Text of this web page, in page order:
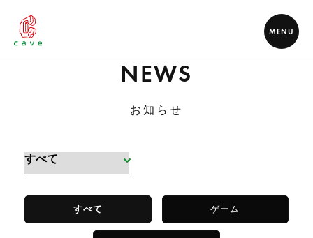
MENU
NEWS
お知らせ
すべて ゲーム